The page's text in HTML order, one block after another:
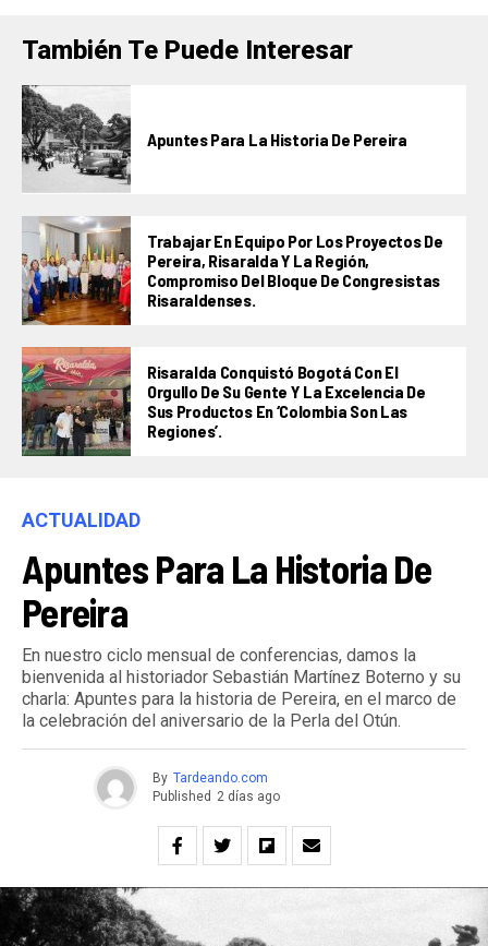
También Te Puede Interesar
Apuntes Para La Historia De Pereira
Trabajar En Equipo Por Los Proyectos De
Pereira, Risaralda Y La Región,
Compromiso Del Bloque De Congresistas
Risaraldenses.
Risaralda Conquistó Bogotá Con El
Orgullo De Su Gente Y La Excelencia De
Sus Productos En ‘Colombia Son Las
Regiones’.
ACTUALIDAD
Apuntes Para La Historia De
Pereira
En nuestro ciclo mensual de conferencias, damos la
bienvenida al historiador Sebastián Martínez Boterno y su
charla: Apuntes para la historia de Pereira, en el marco de
la celebración del aniversario de la Perla del Otún.
By Tardeando.com
Published 2 días ago